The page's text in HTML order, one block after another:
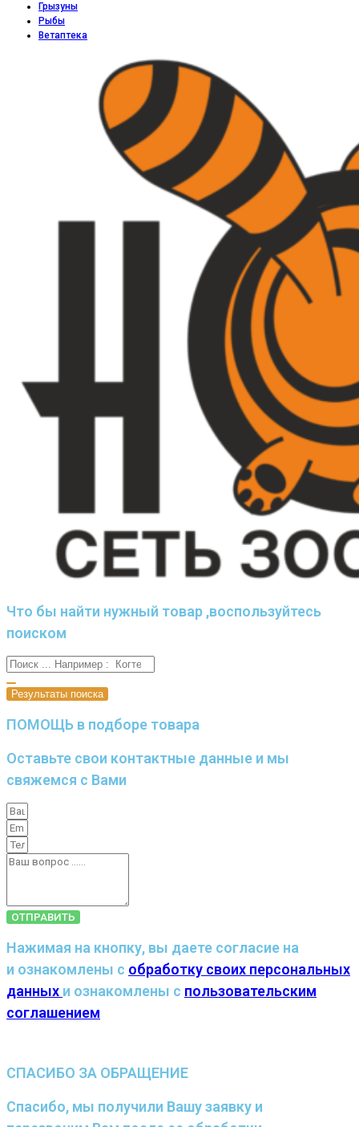
Грызуны
Рыбы
Ветаптека
Что бы найти нужный товар ,воспользуйтесь
поиском
Результаты поиска
ПОМОЩЬ в подборе товара
Оставьте свои контактные данные и мы
свяжемся с Вами
ОТПРАВИТЬ
Нажимая на кнопку, вы даете согласие на
и ознакомлены с обработку своих персональных
данных и ознакомлены с пользовательским
соглашением
СПАСИБО ЗА ОБРАЩЕНИЕ
Спасибо, мы получили Вашу заявку и